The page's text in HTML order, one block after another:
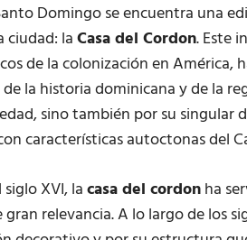
Domingo se encuentra una
ciudad: laCasa del Cordon. Este
de la colonización en América,
la historia dominicana y de la
sino también por su singular
características autoctonas del
XVI, lacasa del cordonha
relevancia. A lo largo de los